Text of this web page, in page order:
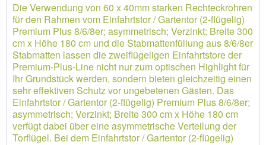
Die Verwendung von 60 x 40mm starken Rechteckrohren
für den Rahmen vom Einfahrtstor / Gartentor (2-flügelig)
Premium Plus 8/6/8er; asymmetrisch; Verzinkt; Breite 300
cm x Höhe 180 cm und die Stabmattenfüllung aus 8/6/8er
Stabmatten lassen die zweiflügeligen Einfahrtstore der
Premium-Plus-Line nicht nur zum optischen Highlight für
Ihr Grundstück werden, sondern bieten gleichzeitig einen
sehr effektiven Schutz vor ungebetenen Gästen. Das
Einfahrtstor / Gartentor (2-flügelig) Premium Plus 8/6/8er;
asymmetrisch; Verzinkt; Breite 300 cm x Höhe 180 cm
verfügt dabei über eine asymmetrische Verteilung der
Torflügel. Bei dem Einfahrtstor / Gartentor (2-flügelig)